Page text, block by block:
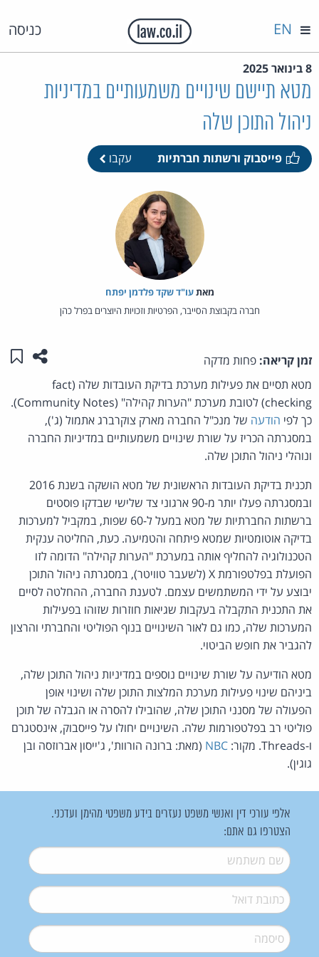
כניסה EN
8 בינואר 2025
מטא תיישם שינויים משמעותיים במדיניות
ניהול התוכן שלה
פייסבוק ורשתות חברתיות עקבו
מאת‏עו"ד שקד פלדמן יפתח
חברה בקבוצת הסייבר, הפרטיות וזכויות היוצרים בפרל כהן
זמן קריאה: פחות מדקה שתפו
מטא תסיים את פעילות מערכת בדיקת העובדות שלה (fact
checking) לטובת מערכת "הערות קהילה" (Community Notes).
כך לפי הודעה של מנכ"ל החברה מארק צוקרברג אתמול (ג'),
במסגרתה הכריז על שורת שינויים משמעותיים במדיניות החברה
ונוהלי ניהול התוכן שלה.
תכנית בדיקת העובדות הראשונית של מטא הושקה בשנת 2016
ובמסגרתה פעלו יותר מ-90 ארגוני צד שלישי שבדקו פוסטים
ברשתות החברתיות של מטא במעל ל-60 שפות, במקביל למערכות
בדיקה אוטומטיות שמטא פיתחה והטמיעה. כעת, החליטה ענקית
הטכנולוגיה להחליף אותה במערכת "הערות קהילה" הדומה לזו
הפועלת בפלטפורמת X (לשעבר טוויטר), במסגרתה ניהול התוכן
יבוצע על ידי המשתמשים עצמם. לטענת החברה, ההחלטה לסיים
את התכנית התקבלה בעקבות שגיאות חוזרות שזוהו בפעילות
המערכות שלה, כמו גם לאור השינויים בנוף הפוליטי והחברתי והרצון
להגביר את חופש הביטוי.
מטא הודיעה על שורת שינויים נוספים במדיניות ניהול התוכן שלה,
ביניהם שינוי פעילות מערכת המלצות התוכן שלה ושינוי אופן
הפעולה של מסנני התוכן שלה, שהובילו להסרה או הגבלה של תוכן
פוליטי רב בפלטפורמות שלה. השינויים יחולו על פייסבוק, אינסטגרם
ו-Threads. מקור:
NBC (מאת: ברונה הורוות', ג'ייסון אברוזסה ובן
גוגין).
אלפי עורכי דין ואנשי משפט נעזרים בידע משפטי מהימן ועדכני.
הצטרפו גם אתם:
שם משתמש*
דואל*
סיסמה*